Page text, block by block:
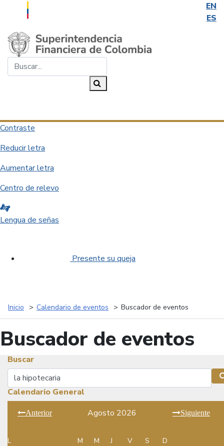
EN
ES
Saltar al contenido principal
Contraste
Reducir letra
Aumentar letra
Centro de relevo
Lengua de señas
Presente su queja
Inicio Calendario de eventos Buscador de eventos
Buscador de eventos
Buscar
Buscar
Calendario General
Anterior Agosto 2026 Siguiente
L M M J V S
D